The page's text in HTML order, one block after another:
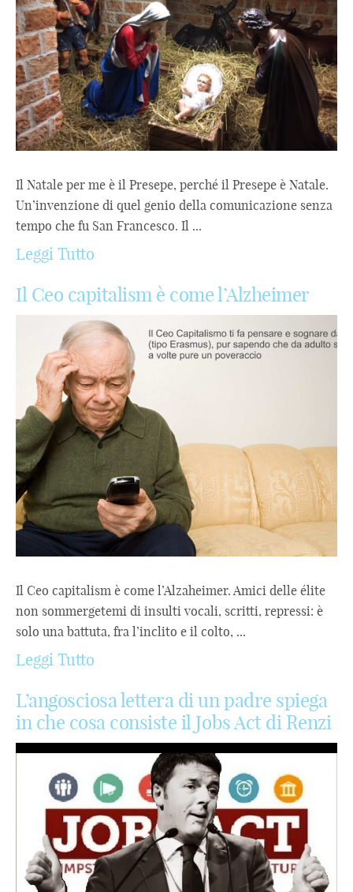
Il Natale per me è il Presepe, perché il Presepe è Natale.
Un’invenzione di quel genio della comunicazione senza
tempo che fu San Francesco. Il ...
Leggi Tutto
Il Ceo capitalism è come l’Alzheimer
Il Ceo capitalism è come l’Alzaheimer. Amici delle élite
non sommergetemi di insulti vocali, scritti, repressi: è
solo una battuta, fra l’inclito e il colto, ...
Leggi Tutto
L’angosciosa lettera di un padre spiega
in che cosa consiste il Jobs Act di Renzi